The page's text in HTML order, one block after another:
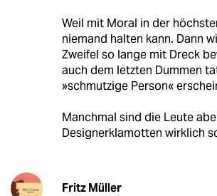
Weil mit Moral in der
niemand halten kann. Dann
Zweifel so lange mit Dreck
auch dem letzten Dummen
»schmutzige Person«
Manchmal sind die Leute
Designerklamotten wirklich
Fritz Müller